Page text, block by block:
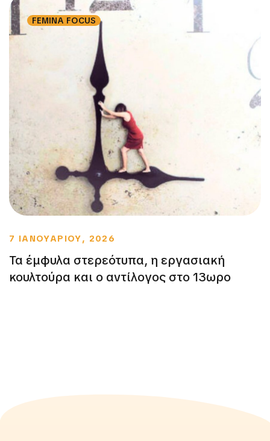
FEMINA FOCUS
7 ΙΑΝΟΥΑΡΙΟΥ, 2026
Τα έμφυλα στερεότυπα, η εργασιακή
κουλτούρα και ο αντίλογος στο 13ωρο